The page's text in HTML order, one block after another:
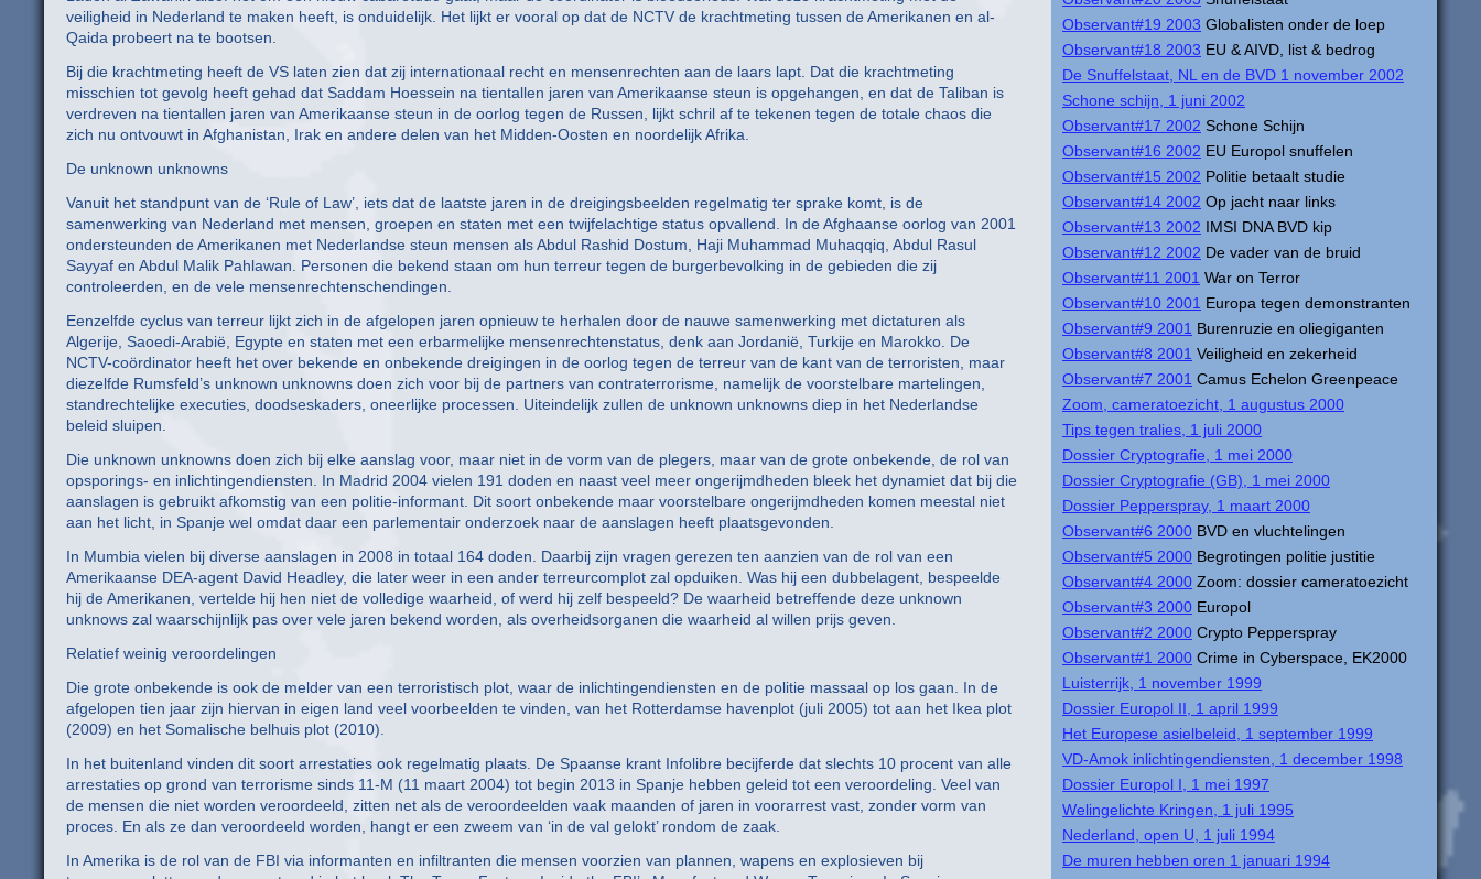
Observant#19 2003 Globalisten onder de loep
Observant#18 2003 EU & AIVD, list & bedrog
De Snuffelstaat, NL en de BVD 1 november 2002
Schone schijn, 1 juni 2002
Observant#17 2002 Schone Schijn
Observant#16 2002 EU Europol snuffelen
Observant#15 2002 Politie betaalt studie
Observant#14 2002 Op jacht naar links
Observant#13 2002 IMSI DNA BVD kip
Observant#12 2002 De vader van de bruid
Observant#11 2001 War on Terror
Observant#10 2001 Europa tegen demonstranten
Observant#9 2001 Burenruzie en oliegiganten
Observant#8 2001 Veiligheid en zekerheid
Observant#7 2001 Camus Echelon Greenpeace
Zoom, cameratoezicht, 1 augustus 2000
Tips tegen tralies, 1 juli 2000
Dossier Cryptografie, 1 mei 2000
Dossier Cryptografie (GB), 1 mei 2000
Dossier Pepperspray, 1 maart 2000
Observant#6 2000 BVD en vluchtelingen
Observant#5 2000 Begrotingen politie justitie
Observant#4 2000 Zoom: dossier cameratoezicht
Observant#3 2000 Europol
Observant#2 2000 Crypto Pepperspray
Observant#1 2000 Crime in Cyberspace, EK2000
Luisterrijk, 1 november 1999
Dossier Europol II, 1 april 1999
Het Europese asielbeleid, 1 september 1999
VD-Amok inlichtingendiensten, 1 december 1998
Dossier Europol I, 1 mei 1997
Welingelichte Kringen, 1 juli 1995
Nederland, open U, 1 juli 1994
De muren hebben oren 1 januari 1994
veiligheid in Nederland te maken heeft, is onduidelijk. Het lijkt er vooral op dat de NCTV de krachtmeting tussen de Amerikanen en al-
Qaida probeert na te bootsen.
Bij die krachtmeting heeft de VS laten zien dat zij internationaal recht en mensenrechten aan de laars lapt. Dat die krachtmeting
misschien tot gevolg heeft gehad dat Saddam Hoessein na tientallen jaren van Amerikaanse steun is opgehangen, en dat de Taliban is
verdreven na tientallen jaren van Amerikaanse steun in de oorlog tegen de Russen, lijkt schril af te tekenen tegen de totale chaos die
zich nu ontvouwt in Afghanistan, Irak en andere delen van het Midden-Oosten en noordelijk Afrika.
De unknown unknowns
Vanuit het standpunt van de ‘Rule of Law’, iets dat de laatste jaren in de dreigingsbeelden regelmatig ter sprake komt, is de
samenwerking van Nederland met mensen, groepen en staten met een twijfelachtige status opvallend. In de Afghaanse oorlog van 2001
ondersteunden de Amerikanen met Nederlandse steun mensen als Abdul Rashid Dostum, Haji Muhammad Muhaqqiq, Abdul Rasul
Sayyaf en Abdul Malik Pahlawan. Personen die bekend staan om hun terreur tegen de burgerbevolking in de gebieden die zij
controleerden, en de vele mensenrechtenschendingen.
Eenzelfde cyclus van terreur lijkt zich in de afgelopen jaren opnieuw te herhalen door de nauwe samenwerking met dictaturen als
Algerije, Saoedi-Arabië, Egypte en staten met een erbarmelijke mensenrechtenstatus, denk aan Jordanië, Turkije en Marokko. De
NCTV-coördinator heeft het over bekende en onbekende dreigingen in de oorlog tegen de terreur van de kant van de terroristen, maar
diezelfde Rumsfeld’s unknown unknowns doen zich voor bij de partners van contraterrorisme, namelijk de voorstelbare martelingen,
standrechtelijke executies, doodseskaders, oneerlijke processen. Uiteindelijk zullen de unknown unknowns diep in het Nederlandse
beleid sluipen.
Die unknown unknowns doen zich bij elke aanslag voor, maar niet in de vorm van de plegers, maar van de grote onbekende, de rol van
opsporings- en inlichtingendiensten. In Madrid 2004 vielen 191 doden en naast veel meer ongerijmdheden bleek het dynamiet dat bij die
aanslagen is gebruikt afkomstig van een politie-informant. Dit soort onbekende maar voorstelbare ongerijmdheden komen meestal niet
aan het licht, in Spanje wel omdat daar een parlementair onderzoek naar de aanslagen heeft plaatsgevonden.
In Mumbia vielen bij diverse aanslagen in 2008 in totaal 164 doden. Daarbij zijn vragen gerezen ten aanzien van de rol van een
Amerikaanse DEA-agent David Headley, die later weer in een ander terreurcomplot zal opduiken. Was hij een dubbelagent, bespeelde
hij de Amerikanen, vertelde hij hen niet de volledige waarheid, of werd hij zelf bespeeld? De waarheid betreffende deze unknown
unknows zal waarschijnlijk pas over vele jaren bekend worden, als overheidsorganen die waarheid al willen prijs geven.
Relatief weinig veroordelingen
Die grote onbekende is ook de melder van een terroristisch plot, waar de inlichtingendiensten en de politie massaal op los gaan. In de
afgelopen tien jaar zijn hiervan in eigen land veel voorbeelden te vinden, van het Rotterdamse havenplot (juli 2005) tot aan het Ikea plot
(2009) en het Somalische belhuis plot (2010).
In het buitenland vinden dit soort arrestaties ook regelmatig plaats. De Spaanse krant Infolibre becijferde dat slechts 10 procent van alle
arrestaties op grond van terrorisme sinds 11-M (11 maart 2004) tot begin 2013 in Spanje hebben geleid tot een veroordeling. Veel van
de mensen die niet worden veroordeeld, zitten net als de veroordeelden vaak maanden of jaren in voorarrest vast, zonder vorm van
proces. En als ze dan veroordeeld worden, hangt er een zweem van ‘in de val gelokt’ rondom de zaak.
In Amerika is de rol van de FBI via informanten en infiltranten die mensen voorzien van plannen, wapens en explosieven bij